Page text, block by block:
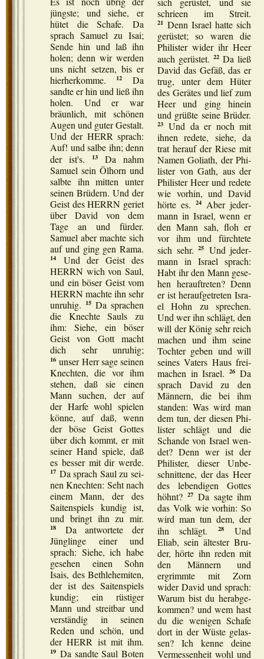
jüngs­te; und sie­he, er
hütet die Scha­fe. Da
sprach Samu­el zu Isai;
Sen­de hin und laß ihn
holen; denn wir wer­den
uns nicht set­zen, bis er
hier­her­kom­me.
12
Da
sand­te er hin und ließ ihn
holen. Und er war
bräun­lich, mit schö­nen
Augen und guter Gestalt.
Und der HERR sprach:
Auf! und sal­be ihn; denn
der ist's.
13Da nahm
Samu­el sein Ölhorn und
salb­te ihn mit­ten unter
sei­nen Brü­dern. Und der
Geist des HERRN geriet
über David von dem
Tage an und für­der.
Samu­el aber mach­te sich
auf und ging gen Rama.
14
Und der Geist des
HERRN wich von Saul,
und ein böser Geist vom
HERRN mach­te ihn sehr
unru­hig. 15Da spra­chen
die Knech­te Sauls zu
ihm: Sie­he, ein böser
Geist von Gott macht
dich sehr unru­hig;
16 unser Herr sage sei­nen
Knech­ten, die vor ihm
ste­hen, daß sie einen
Mann suchen, der auf
der Har­fe wohl spie­len
kön­ne, auf daß, wenn
der böse Geist Got­tes
über dich kommt, er mit
sei­ner Hand spie­le, daß
es bes­ser mit dir wer­de.
17 Da sprach Saul zu sei­
nen Knech­ten: Seht nach
einem Mann, der des
Sai­ten­spiels kun­dig ist,
und bringt ihn zu mir.
18
Da ant­wor­te­te der
Jüng­lin­ge einer und
sprach: Sie­he, ich habe
gese­hen einen Sohn
Isais, des Beth­le­he­mi­ten,
der ist des Sai­ten­spiels
kun­dig; ein rüs­ti­ger
Mann und streit­bar und
ver­stän­dig in sei­nen
Reden und schön, und
der HERR ist mit ihm.
19 Da sand­te Saul Boten
schrie­en im Streit.
21 Denn Isra­el hat­te sich
gerüs­tet; so waren die
Phi­lis­ter wider ihr Heer
auch gerüs­tet. 22Da ließ
David das Gefäß, das er
trug, unter dem Hüter
des Gerä­tes und lief zum
Heer und ging hin­ein
und grüß­te sei­ne Brü­der.
23 Und da er noch mit
ihnen rede­te, sie­he, da
trat her­auf der Rie­se mit
Namen Goliath, der Phi­
lis­ter von Gath, aus der
Phi­lis­ter Heer und rede­te
wie vor­hin, und David
hör­te es. 24Aber jeder­
mann in Isra­el, wenn er
den Mann sah, floh er
vor ihm und fürch­te­te
sich sehr. 25 Und jeder­
mann in Isra­el sprach:
Habt ihr den Mann gese­
hen her­auf­t­re­ten? Denn
er ist her­auf­ge­t­re­ten Isra­
el Hohn zu spre­chen.
Und wer ihn schlägt, den
will der Kön­ig sehr reich
machen und ihm sei­ne
Toch­ter geben und will
sei­nes Vaters Haus frei­
ma­chen in Isra­el. 26Da
sprach David zu den
Män­nern, die bei ihm
stan­den: Was wird man
dem tun, der die­sen Phi­
lis­ter schlägt und die
Schan­de von Isra­el wen­
det? Denn wer ist der
Phi­lis­ter, die­ser Unbe­
schnit­te­ne, der das Heer
des leben­di­gen Got­tes
höhnt? 27Da sag­te ihm
das Volk wie vor­hin: So
wird man tun dem, der
ihn schlägt.
28Und
Eliab, sein ältes­ter Bru­
der, hör­te ihn reden mit
den Män­nern und
ergrimm­te mit Zorn
wider David und sprach:
Warum bist du her­ab­ge­
kom­men? und wem hast
du die weni­gen Scha­fe
dort in der Wüs­te gelas­
sen? Ich ken­ne dei­ne
Ver­mes­sen­heit wohl und